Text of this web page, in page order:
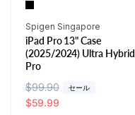
販
売
元:
Spigen Singapore
iPad Pro 13" Case
(2025/2024) Ultra Hybrid
Pro
通
常
$99.90 セール
セ
ー
$59.99